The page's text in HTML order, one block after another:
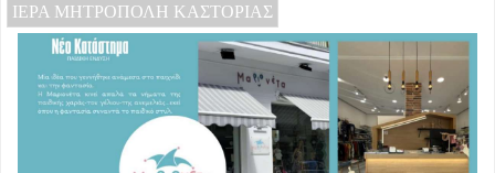
ΙΕΡΑ ΜΗΤΡΟΠΟΛΗ ΚΑΣΤΟΡΙΑΣ